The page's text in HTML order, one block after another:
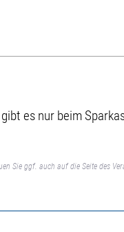
es nur beim
Sie ggf. auch auf die Seite des